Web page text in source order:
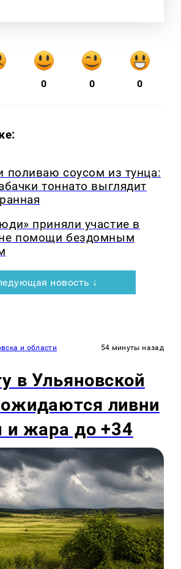
0 0 0
поливаю соусом из тунца:
тоннато выглядит
приняли участие в
помощи бездомным
новость ↓
и области 54 минуты назад
в Ульяновской
ливни
и жара до +34